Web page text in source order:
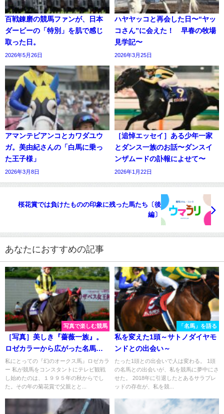
百戦錬磨の競馬ファンが、日本
ダービーの「特別」を肌で感じ
取った日。
2026年5月26日
ハヤヤッコと再会した日〜“ヤッ
コさん”に会えた！ 早春の牧場
見学記〜
2026年3月25日
アマンテビアンコとカワダユウ
ガ。美由紀さんの「白馬に乗っ
た王子様」
2026年3月8日
［追悼エッセイ］ある少年一家
とダンス一族のお話〜ダンスイ
ンザムードの訃報によせて〜
2026年1月22日
桜花賞では負けたものの印象に残った馬たち〔後
編〕
あなたにおすすめの記事
写真で楽しむ競馬
［写真］美しき『薔薇一族』。
ロゼカラーから広がった名馬た
ちを写真で振り返る
私にとっての『幻のオークス馬』ロゼカラ
ー 私が競馬をコンスタントにテレビ観戦
し始めたのは、１９９５年の秋からでし
た。その年の菊花賞で父親とと...
「名馬」を語る
私を変えた1頭～サトノダイヤモ
ンドとの出会い～
たった1頭との出会いで人は変わる。 1頭
の名馬との出会いが、私を競馬に夢中にさ
せた。 2018年に引退したとあるサラブレ
ッドの存在が、私を競...